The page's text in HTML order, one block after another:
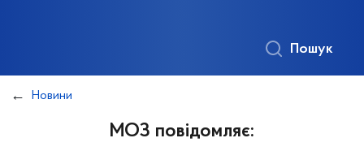
Пошук
Новини
МОЗ повідомляє: